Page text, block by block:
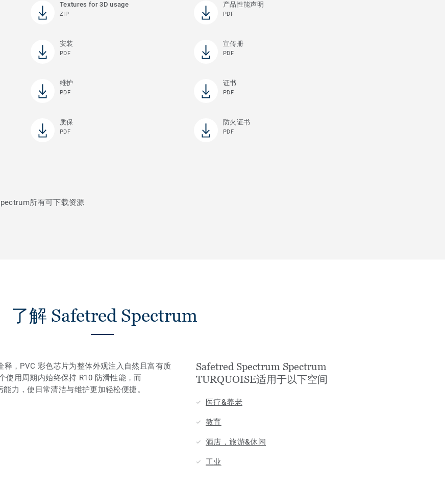
Textures for 3D usage
ZIP
产品性能声明
PDF
安装
PDF
宣传册
PDF
维护
PDF
证书
PDF
质保
PDF
防火证书
PDF
所有可下载资源
了解 Safetred Spectrum
，PVC 彩色芯片为整体外观注入自然且富有质
使用周期内始终保持 R10 防滑性能，而
力，使日常清洁与维护更加轻松便捷。
Safetred Spectrum Spectrum
TURQUOISE适用于以下空间
医疗&养老
教育
酒店，旅游&休闲
工业